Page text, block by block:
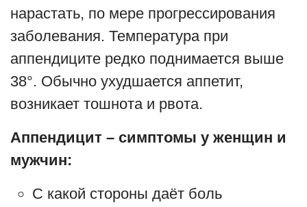
нарастать, по мере прогрессирования
заболевания. Температура при
аппендиците редко поднимается выше
38°. Обычно ухудшается аппетит,
возникает тошнота и рвота.
Аппендицит – симптомы у женщин и
мужчин:
С какой стороны даёт боль